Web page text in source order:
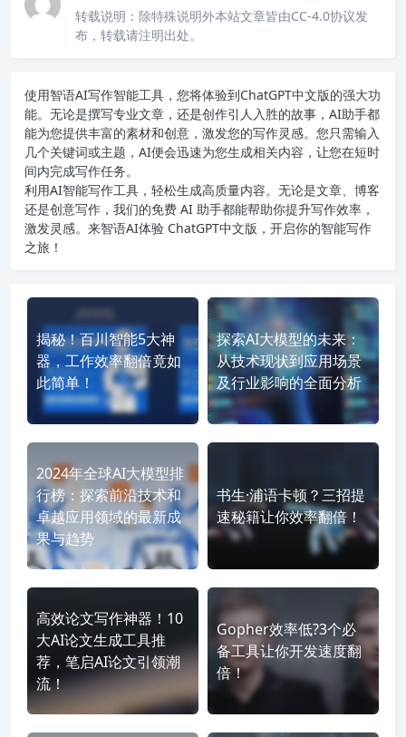
转载说明： 除特殊说明外本站文章皆由CC-4.0协议发
布，转载请注明出处。
使用智语AI写作智能工具，您将体验到ChatGPT中文版的强大功
能。无论是撰写专业文章，还是创作引人入胜的故事，AI助手都
能为您提供丰富的素材和创意，激发您的写作灵感。您只需输入
几个关键词或主题，AI便会迅速为您生成相关内容，让您在短时
间内完成写作任务。
利用AI智能写作工具，轻松生成高质量内容。无论是文章、博客
还是创意写作，我们的免费 AI 助手都能帮助你提升写作效率，
激发灵感。来智语AI体验 ChatGPT中文版 ，开启你的智能写作
之旅！
揭秘！百川智能5大神
器，工作效率翻倍竟如
此简单！
探索AI大模型的未来：
从技术现状到应用场景
及行业影响的全面分析
2024年全球AI大模型排
行榜：探索前沿技术和
卓越应用领域的最新成
果与趋势
书生·浦语卡顿？三招提
速秘籍让你效率翻倍！
高效论文写作神器！10
大AI论文生成工具推
荐，笔启AI论文引领潮
流！
Gopher效率低?3个必
备工具让你开发速度翻
倍！